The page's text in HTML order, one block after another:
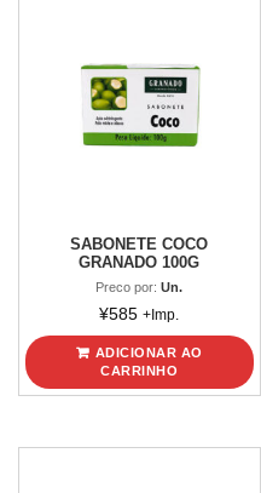
SABONETE COCO
GRANADO 100G
Preco por:Un.
¥585 +Imp.
ADICIONAR AO
CARRINHO